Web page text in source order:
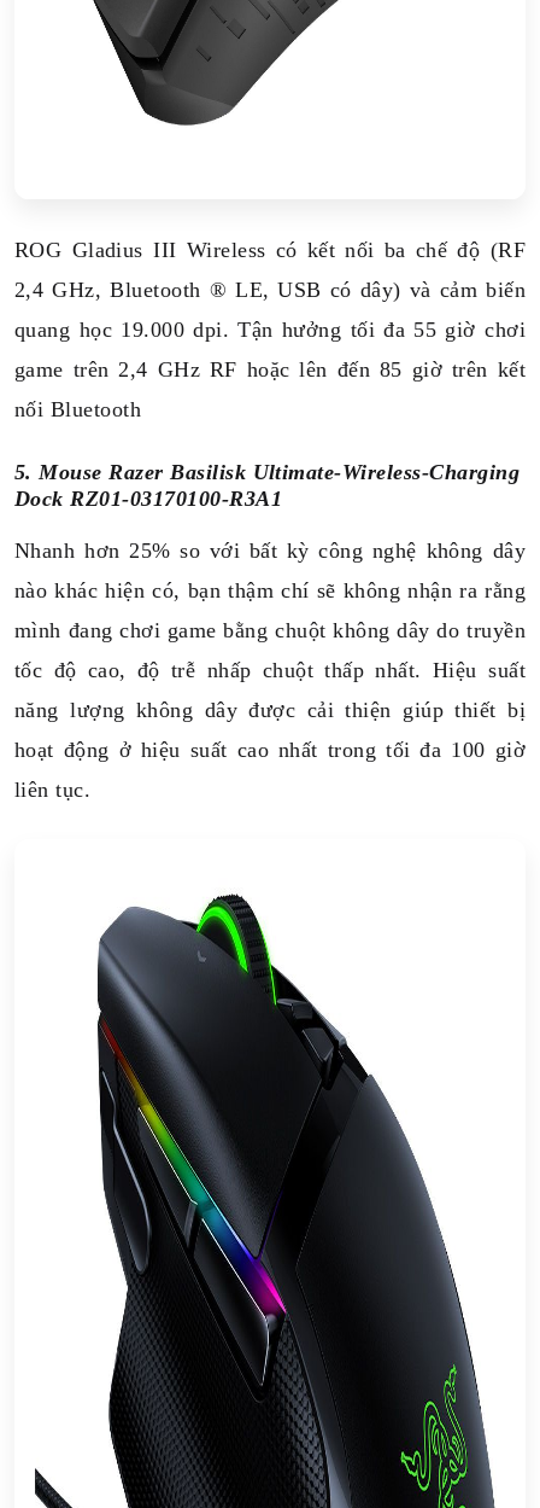
ROG Gladius III Wireless có kết nối ba chế độ (RF
2,4 GHz, Bluetooth ® LE, USB có dây) và cảm biến
quang học 19.000 dpi. Tận hưởng tối đa 55 giờ chơi
game trên 2,4 GHz RF hoặc lên đến 85 giờ trên kết
nối Bluetooth
5. Mouse Razer Basilisk Ultimate-Wireless-Charging
Dock RZ01-03170100-R3A1
Nhanh hơn 25% so với bất kỳ công nghệ không dây
nào khác hiện có, bạn thậm chí sẽ không nhận ra rằng
mình đang chơi game bằng chuột không dây do truyền
tốc độ cao, độ trễ nhấp chuột thấp nhất. Hiệu suất
năng lượng không dây được cải thiện giúp thiết bị
hoạt động ở hiệu suất cao nhất trong tối đa 100 giờ
liên tục.